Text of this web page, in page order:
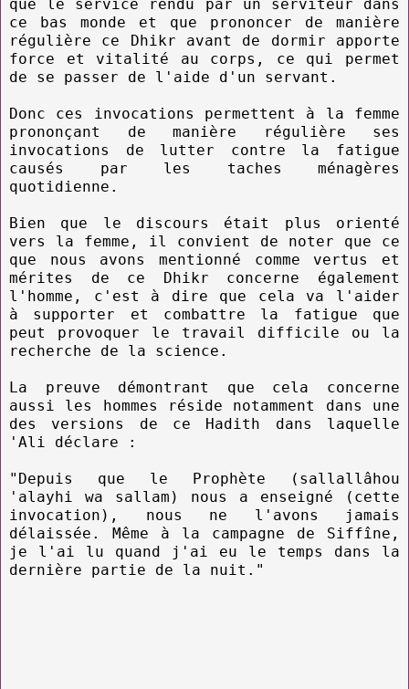
que le service rendu par un serviteur dans
ce bas monde et que prononcer de manière
régulière ce Dhikr avant de dormir apporte
force et vitalité au corps, ce qui permet
de se passer de l'aide d'un servant.
Donc ces invocations permettent à la femme
prononçant de manière régulière ses
invocations de lutter contre la fatigue
causés par les taches ménagères
quotidienne.
Bien que le discours était plus orienté
vers la femme, il convient de noter que ce
que nous avons mentionné comme vertus et
mérites de ce Dhikr concerne également
l'homme, c'est à dire que cela va l'aider
à supporter et combattre la fatigue que
peut provoquer le travail difficile ou la
recherche de la science.
La preuve démontrant que cela concerne
aussi les hommes réside notamment dans une
des versions de ce Hadith dans laquelle
'Ali déclare :
"Depuis que le Prophète (sallallâhou
'alayhi wa sallam) nous a enseigné (cette
invocation), nous ne l'avons jamais
délaissée. Même à la campagne de Siffîne,
je l'ai lu quand j'ai eu le temps dans la
dernière partie de la nuit."